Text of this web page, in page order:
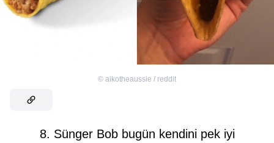
© aikotheaussie / reddit
8. Sünger Bob bugün kendini pek iyi